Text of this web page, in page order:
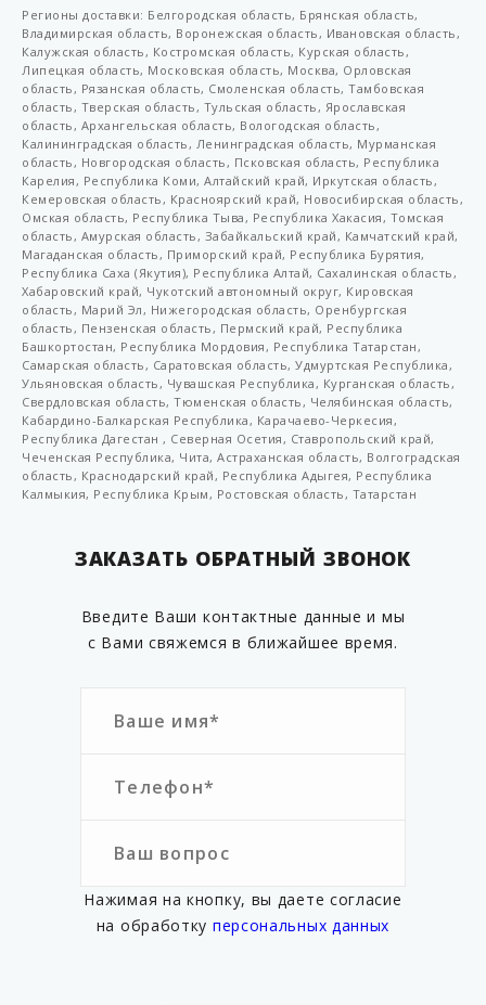
KP W6-90
LDT 60
PS3
PS6
VGCHRS-00-050
VGCHRS-00-063
VGCHRS-00-090
VGCHRS-00-110
VGCHRS-001-050-100
VGCHRS-001-063-100
VGCHRS-001-090-006
VGCHRS-001-110-006
VGCHRS-001-110-090-006
VGCHRS-001-125-110-006
VGCHRS-02.50/02-50-L
VGCHRS-02.65-54
VGCHRS-02.90
VGCHRS-03-050-EIF
VGCHRS-03-090-EIF
Регионы доставки: Белгородская область, Брянская область,
Владимирская область, Воронежская область, Ивановская область,
Калужская область, Костромская область, Курская область,
Липецкая область, Московская область, Москва, Орловская
область, Рязанская область, Смоленская область, Тамбовская
область, Тверская область, Тульская область, Ярославская
область, Архангельская область, Вологодская область,
Калининградская область, Ленинградская область, Мурманская
область, Новгородская область, Псковская область, Республика
Карелия, Республика Коми, Алтайский край, Иркутская область,
Кемеровская область, Красноярский край, Новосибирская область,
Омская область, Республика Тыва, Республика Хакасия, Томская
область, Амурская область, Забайкальский край, Камчатский край,
Магаданская область, Приморский край, Республика Бурятия,
Республика Саха (Якутия), Республика Алтай, Сахалинская область,
Хабаровский край, Чукотский автономный округ, Кировская
область, Марий Эл, Нижегородская область, Оренбургская
область, Пензенская область, Пермский край, Республика
Башкортостан, Республика Мордовия, Республика Татарстан,
Самарская область, Саратовская область, Удмуртская Республика,
Ульяновская область, Чувашская Республика, Курганская область,
Свердловская область, Тюменская область, Челябинская область,
Кабардино-Балкарская Республика, Карачаево-Черкесия,
Республика Дагестан , Северная Осетия, Ставропольский край,
Чеченская Республика, Чита, Астраханская область, Волгоградская
область, Краснодарский край, Республика Адыгея, Республика
Калмыкия, Республика Крым, Ростовская область, Татарстан
ЗАКАЗАТЬ ОБРАТНЫЙ ЗВОНОК
Введите Ваши контактные данные и мы
с Вами свяжемся в ближайшее время.
Нажимая на кнопку, вы даете согласие
на обработку персональных данных